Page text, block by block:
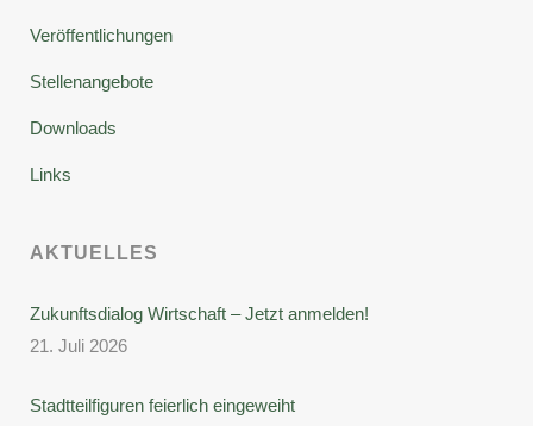
Veröffentlichungen
Stellenangebote
Downloads
Links
AKTUELLES
Zukunftsdialog Wirtschaft – Jetzt anmelden!
21. Juli 2026
Stadtteilfiguren feierlich eingeweiht